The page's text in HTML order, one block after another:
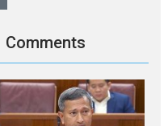
Comments